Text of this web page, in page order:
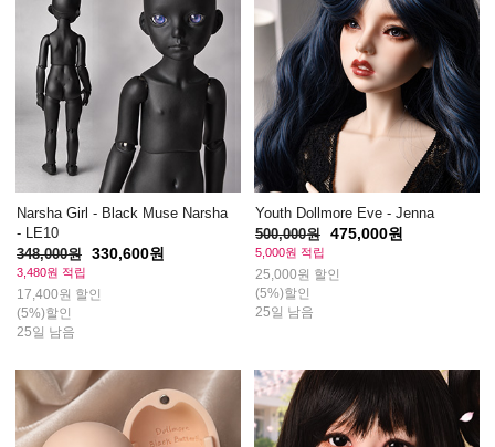
Narsha Girl - Black Muse Narsha
- LE10
348,000원 330,600원
3,480원 적립
17,400원 할인
(5%)할인
25일 남음
Youth Dollmore Eve - Jenna
500,000원 475,000원
5,000원 적립
25,000원 할인
(5%)할인
25일 남음